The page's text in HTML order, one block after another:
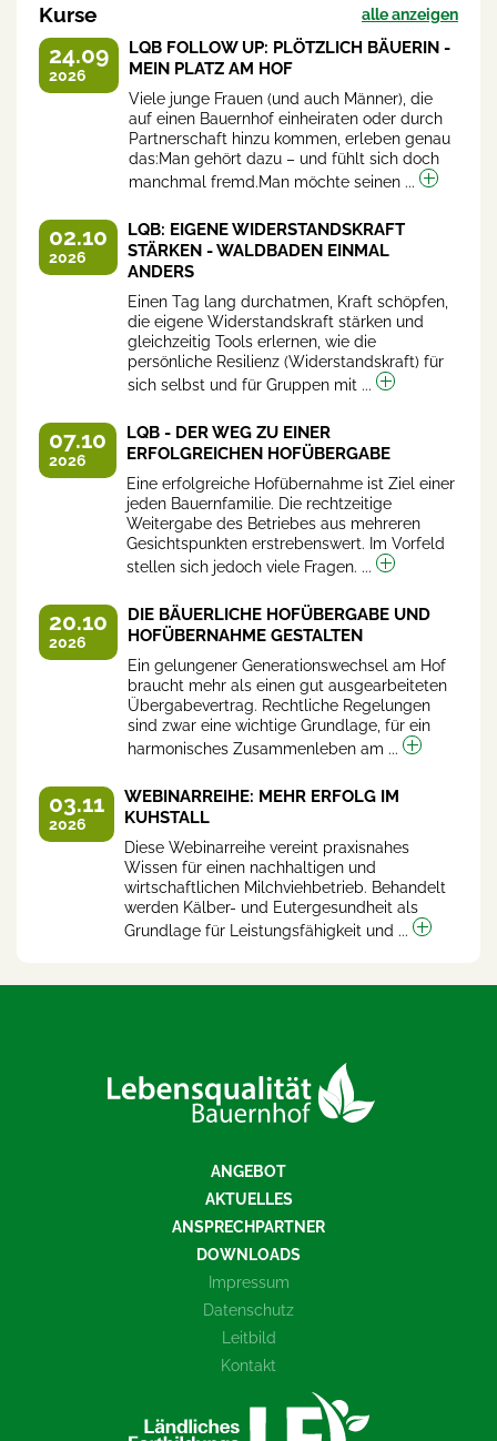
Kurse alle anzeigen
24.09
2026
LQB FOLLOW UP: PLÖTZLICH BÄUERIN -
MEIN PLATZ AM HOF
Viele junge Frauen (und auch Männer), die
auf einen Bauernhof einheiraten oder durch
Partnerschaft hinzu kommen, erleben genau
das:Man gehört dazu – und fühlt sich doch
manchmal fremd.Man möchte seinen ...
02.10
2026
LQB: EIGENE WIDERSTANDSKRAFT
STÄRKEN - WALDBADEN EINMAL
ANDERS
Einen Tag lang durchatmen, Kraft schöpfen,
die eigene Widerstandskraft stärken und
gleichzeitig Tools erlernen, wie die
persönliche Resilienz (Widerstandskraft) für
sich selbst und für Gruppen mit ...
07.10
2026
LQB - DER WEG ZU EINER
ERFOLGREICHEN HOFÜBERGABE
Eine erfolgreiche Hofübernahme ist Ziel einer
jeden Bauernfamilie. Die rechtzeitige
Weitergabe des Betriebes aus mehreren
Gesichtspunkten erstrebenswert. Im Vorfeld
stellen sich jedoch viele Fragen. ...
20.10
2026
DIE BÄUERLICHE HOFÜBERGABE UND
HOFÜBERNAHME GESTALTEN
Ein gelungener Generationswechsel am Hof
braucht mehr als einen gut ausgearbeiteten
Übergabevertrag. Rechtliche Regelungen
sind zwar eine wichtige Grundlage, für ein
harmonisches Zusammenleben am ...
03.11
2026
WEBINARREIHE: MEHR ERFOLG IM
KUHSTALL
Diese Webinarreihe vereint praxisnahes
Wissen für einen nachhaltigen und
wirtschaftlichen Milchviehbetrieb. Behandelt
werden Kälber- und Eutergesundheit als
Grundlage für Leistungsfähigkeit und ...
ANGEBOT
AKTUELLES
ANSPRECHPARTNER
DOWNLOADS
Impressum
Datenschutz
Leitbild
Kontakt